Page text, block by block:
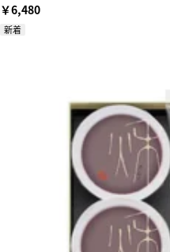
￥6,480
新着